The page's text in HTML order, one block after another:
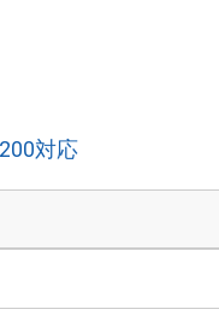
対応